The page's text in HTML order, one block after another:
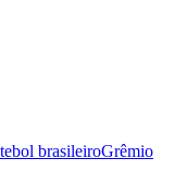
brasileiroGrêmio